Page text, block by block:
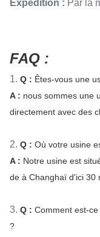
Expédition : Par la
FAQ :
1. Q : Êtes-vous une
A : nous sommes une
directement avec des
2. Q : Où votre usine
A : Notre usine est
de à Changhaï d'ici 30
3. Q : Comment est-
?